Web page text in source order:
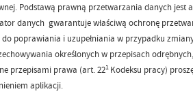
Podstawą prawną przetwarzania danych jest
danych gwarantuje właściwą ochronę
poprawiania i uzupełniania w przypadku
określonych w przepisach
przepisami prawa (art. 221 Kodeksu pracy)
aplikacji.